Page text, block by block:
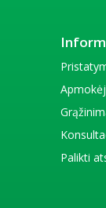
Palikti